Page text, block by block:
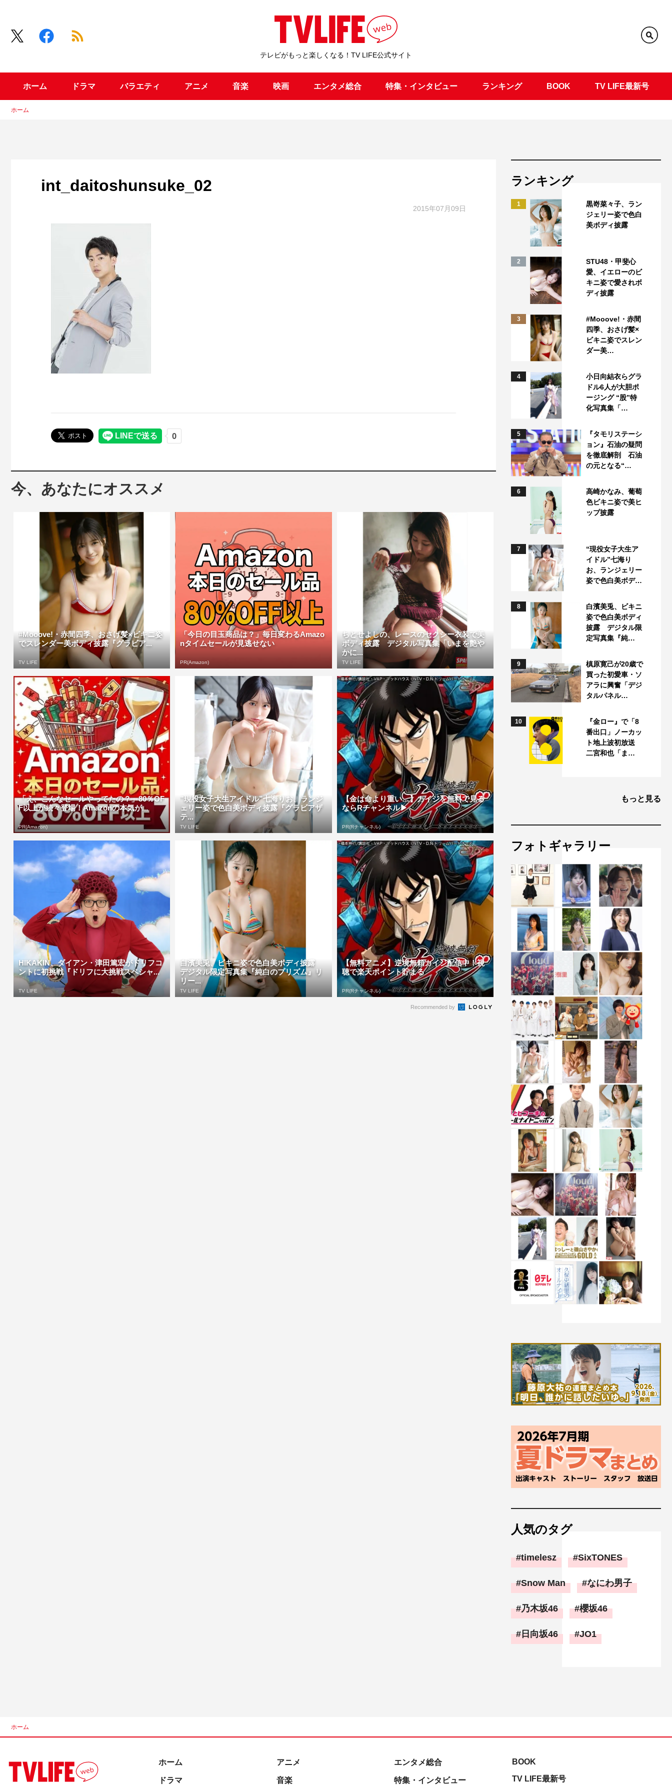
テレビがもっと楽しくなる！TV LIFE公式サイト
ホーム ドラマ バラエティ アニメ 音楽 映画 エンタメ総合 特集・インタビュー ランキング BOOK TV LIFE最新号
ホーム
int_daitoshunsuke_02
2015年07月09日
今、あなたにオススメ
#Mooove!・赤間四季、おさげ髪×ビキニ姿
でスレンダー美ボディ披露『グラビア...
TV LIFE
「今日の目玉商品は？」毎日変わるAmazo
nタイムセールが見逃せない
PR(Amazon)
ちとせよしの、レースのセクシー衣装で美
ボディ披露 デジタル写真集「いまを艶や
かに...
TV LIFE
「え、こんなセールやってたの？」80％OF
F以上が続々登場！Amazonの本気が...
PR(Amazon)
”現役女子大生アイドル”七海りお、ランジ
ェリー姿で色白美ボディ披露『グラビアザ
テ...
TV LIFE
【金は命より重い…】カイジを無料で見る
ならRチャンネル▶︎
PR(Rチャンネル)
HIKAKIN、ダイアン・津田篤宏がドリフコ
ントに初挑戦『ドリフに大挑戦スペシャ...
TV LIFE
白濱美兎、ビキニ姿で色白美ボディ披露
デジタル限定写真集『純白のプリズム』リ
リー...
TV LIFE
【無料アニメ】逆境無頼カイジ配信中！視
聴で楽天ポイント貯まる
PR(Rチャンネル)
Recommended by
ランキング
1
黒嵜菜々子、ラン
ジェリー姿で色白
美ボディ披露
2
STU48・甲斐心
愛、イエローのビ
キニ姿で愛されボ
ディ披露
3
#Mooove!・赤間
四季、おさげ髪×
ビキニ姿でスレン
ダー美…
4
小日向結衣らグラ
ドル6人が大胆ポ
ージング “股”特
化写真集「…
5
『タモリステーシ
ョン』石油の疑問
を徹底解剖 石油
の元となる“…
6
高崎かなみ、葡萄
色ビキニ姿で美ヒ
ップ披露
7
“現役女子大生ア
イドル”七海り
お、ランジェリー
姿で色白美ボデ…
8
白濱美兎、ビキニ
姿で色白美ボディ
披露 デジタル限
定写真集『純…
9
槙原寛己が20歳で
買った初愛車・ソ
アラに興奮「デジ
タルパネル…
10
『金ロー』で「8
番出口」ノーカッ
ト地上波初放送
二宮和也「ま…
もっと見る
フォトギャラリー
人気のタグ
timelesz SixTONES
Snow Man なにわ男子
乃木坂46 櫻坂46
日向坂46 JO1
ホーム
ホーム
ドラマ
アニメ
音楽
エンタメ総合
特集・インタビュー
BOOK
TV LIFE最新号